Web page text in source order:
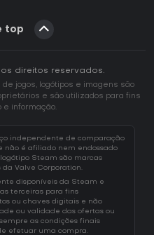
top
direitos reservados.
jogos, logótipos e imagens são
e são utilizados para fins
e informação.
independente de comparação
não é afiliado nem endossado
Steam são marcas
Valve Corporation.
disponíveis da Steam e
terceiras para fins
ou chaves digitais e não
ou validade das ofertas ou
as condições finais
efetuar uma compra.